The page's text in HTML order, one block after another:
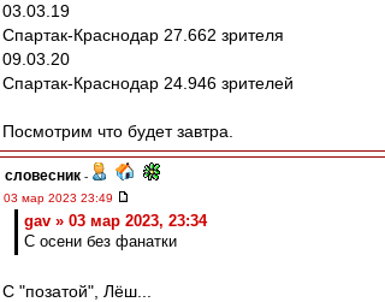
03.03.19
Спартак-Краснодар 27.662 зрителя
09.03.20
Спартак-Краснодар 24.946 зрителей
Посмотрим что будет завтра.
словесник -
03 мар 2023 23:49
gav » 03 мар 2023, 23:34
С осени без фанатки
С "позатой", Лёш...